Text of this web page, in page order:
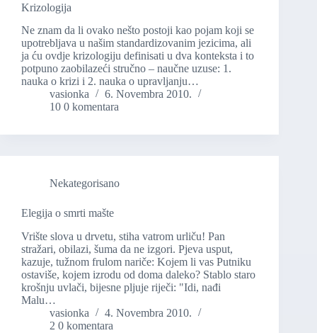
Krizologija
Ne znam da li ovako nešto postoji kao pojam koji se
upotrebljava u našim standardizovanim jezicima, ali
ja ću ovdje krizologiju definisati u dva konteksta i to
potpuno zaobilazeći stručno – naučne uzuse: 1.
nauka o krizi i 2. nauka o upravljanju…
vasionka
6. Novembra 2010.
10 0 komentara
Nekategorisano
Elegija o smrti mašte
Vrište slova u drvetu, stiha vatrom urliču! Pan
stražari, obilazi, šuma da ne izgori. Pjeva usput,
kazuje, tužnom frulom nariče: Kojem li vas Putniku
ostaviše, kojem izrodu od doma daleko? Stablo staro
krošnju uvlači, bijesne pljuje riječi: "Idi, nađi
Malu…
vasionka
4. Novembra 2010.
2 0 komentara